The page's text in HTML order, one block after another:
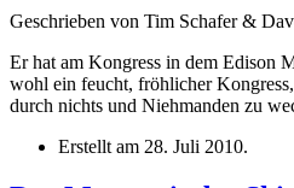
Geschrieben von Tim Schafer &
Er hat am Kongress in dem Edison
wohl ein feucht, fröhlicher
durch nichts und Niehmanden zu
Erstellt am 28. Juli 2010.